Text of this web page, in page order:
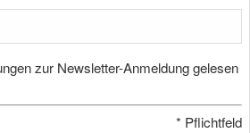
zur Newsletter-Anmeldung gelesen
* Pflichtfeld